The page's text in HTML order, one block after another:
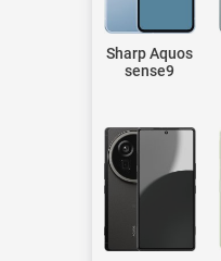
Sharp Aquos
sense9